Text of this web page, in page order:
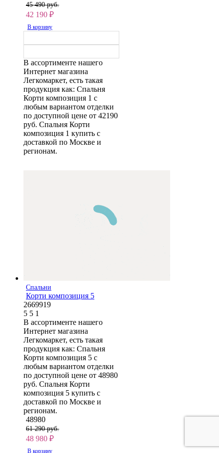
45 490 руб.
42 190 ₽
В корзину
В ассортименте нашего
Интернет магазина
Легкомаркет, есть такая
продукция как: Спальня
Корти композиция 1 с
любым вариантом отделки
по доступной цене от 42190
руб. Спальня Корти
композиция 1 купить с
доставкой по Москве и
регионам.
Спальни
Корти композиция 5
2669919
5 5 1
В ассортименте нашего
Интернет магазина
Легкомаркет, есть такая
продукция как: Спальня
Корти композиция 5 с
любым вариантом отделки
по доступной цене от 48980
руб. Спальня Корти
композиция 5 купить с
доставкой по Москве и
регионам.
48980
61 290 руб.
48 980 ₽
В корзину